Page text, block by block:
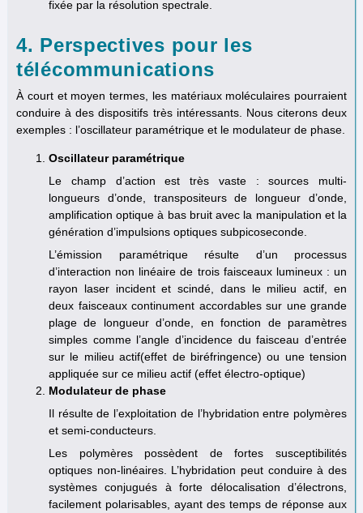
fixée par la résolution spectrale.
4. Perspectives pour les
télécommunications
À court et moyen termes, les matériaux moléculaires pourraient
conduire à des dispositifs très intéressants. Nous citerons deux
exemples : l’oscillateur paramétrique et le modulateur de phase.
Oscillateur paramétrique
Le champ d’action est très vaste : sources multi-
longueurs d’onde, transpositeurs de longueur d’onde,
amplification optique à bas bruit avec la manipulation et la
génération d’impulsions optiques subpicoseconde.
L’émission paramétrique résulte d’un processus
d’interaction non linéaire de trois faisceaux lumineux : un
rayon laser incident et scindé, dans le milieu actif, en
deux faisceaux continument accordables sur une grande
plage de longueur d’onde, en fonction de paramètres
simples comme l’angle d’incidence du faisceau d’entrée
sur le milieu actif(effet de biréfringence) ou une tension
appliquée sur ce milieu actif (effet électro-optique)
Modulateur de phase
Il résulte de l’exploitation de l’hybridation entre polymères
et semi-conducteurs.
Les polymères possèdent de fortes susceptibilités
optiques non-linéaires. L’hybridation peut conduire à des
systèmes conjugués à forte délocalisation d’électrons,
facilement polarisables, ayant des temps de réponse aux